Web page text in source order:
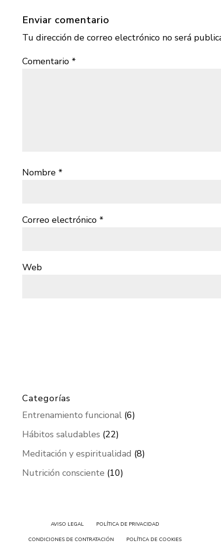
Enviar comentario
Tu dirección de correo electrónico no será
Comentario *
Nombre *
Correo electrónico *
Web
Categorías
Entrenamiento funcional(6)
Hábitos saludables (22)
Meditación y espiritualidad (8)
Nutrición consciente (10)
AVISO LEGAL POLÍTICA DE PRIVACIDAD
CONDICIONES DE CONTRATACIÓN POLÍTICA DE COOKIES